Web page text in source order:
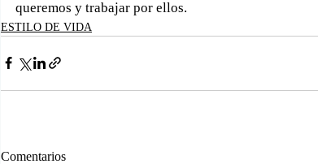
queremos y trabajar por ellos.
ESTILO DE VIDA
Comentarios